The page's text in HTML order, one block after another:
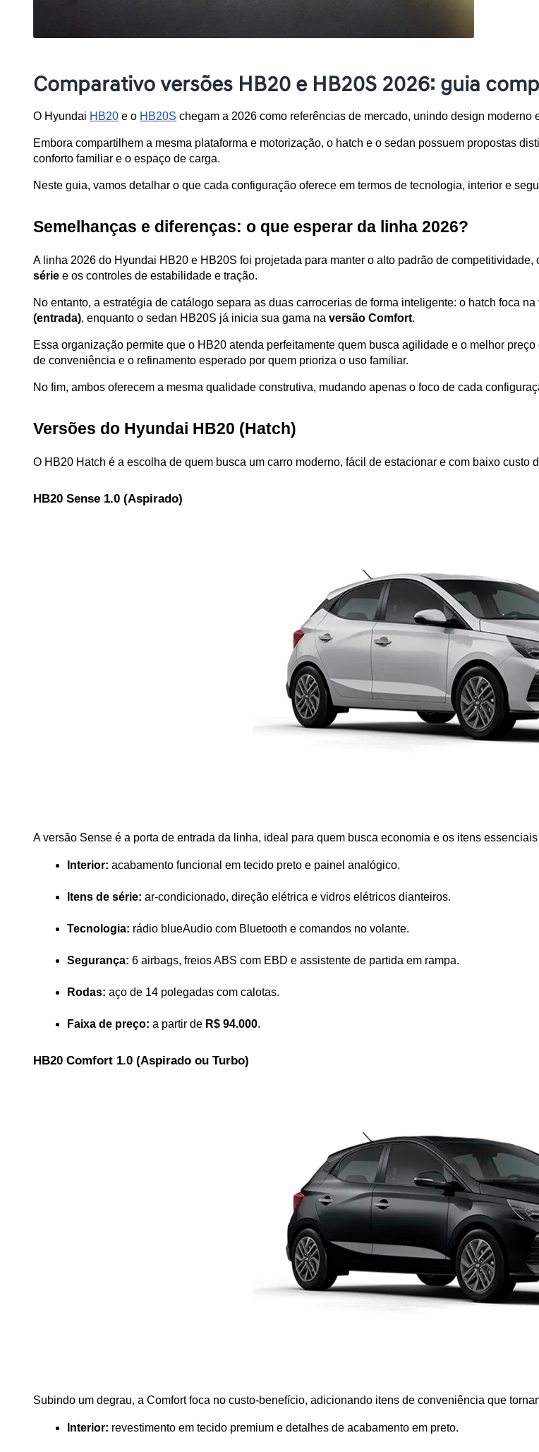
Comparativo versões HB20 e HB20S 2026: guia
O Hyundai HB20 e o HB20S chegam a 2026 como referências de mercado, unindo design moderno
Embora compartilhem a mesma plataforma e motorização, o hatch e o sedan possuem propostas
conforto familiar e o espaço de carga.
Neste guia, vamos detalhar o que cada configuração oferece em termos de tecnologia, interior e
Semelhanças e diferenças: o que esperar da linha 2026?
A linha 2026 do Hyundai HB20 e HB20S foi projetada para manter o alto padrão de
série e os controles de estabilidade e tração.
No entanto, a estratégia de catálogo separa as duas carrocerias de forma inteligente: o hatch foca
(entrada), enquanto o sedan HB20S já inicia sua gama na versão Comfort.
Essa organização permite que o HB20 atenda perfeitamente quem busca agilidade e o melhor
de conveniência e o refinamento esperado por quem prioriza o uso familiar.
No fim, ambos oferecem a mesma qualidade construtiva, mudando apenas o foco de cada
Versões do Hyundai HB20 (Hatch)
O HB20 Hatch é a escolha de quem busca um carro moderno, fácil de estacionar e com baixo custo
HB20 Sense 1.0 (Aspirado)
A versão Sense é a porta de entrada da linha, ideal para quem busca economia e os itens
Interior: acabamento funcional em tecido preto e painel analógico.
Itens de série: ar-condicionado, direção elétrica e vidros elétricos dianteiros.
Tecnologia: rádio blueAudio com Bluetooth e comandos no volante.
Segurança: 6 airbags, freios ABS com EBD e assistente de partida em rampa.
Rodas: aço de 14 polegadas com calotas.
Faixa de preço: a partir de R$ 94.000.
HB20 Comfort 1.0 (Aspirado ou Turbo)
Subindo um degrau, a Comfort foca no custo-benefício, adicionando itens de conveniência que
Interior: revestimento em tecido premium e detalhes de acabamento em preto.